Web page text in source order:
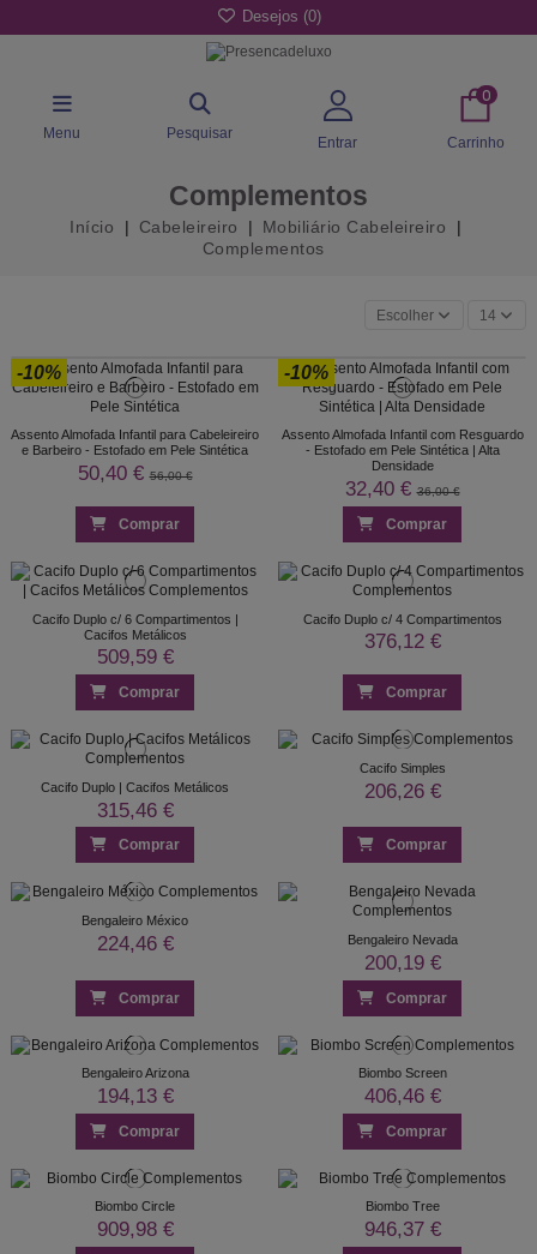
Desejos (0)
Menu Pesquisar
Entrar
0
Carrinho
Complementos
Início Cabeleireiro
Mobiliário Cabeleireiro
Complementos
Escolher 14
-10%
Assento Almofada Infantil para Cabeleireiro
e Barbeiro - Estofado em Pele Sintética
50,40 €56,00 €
Comprar
-10%
Assento Almofada Infantil com Resguardo
- Estofado em Pele Sintética | Alta
Densidade
32,40 €36,00 €
Comprar
Cacifo Duplo c/ 6 Compartimentos |
Cacifos Metálicos
509,59 €
Comprar
Cacifo Duplo c/ 4 Compartimentos
376,12 €
Comprar
Cacifo Duplo | Cacifos Metálicos
315,46 €
Comprar
Cacifo Simples
206,26 €
Comprar
Bengaleiro México
224,46 €
Comprar
Bengaleiro Nevada
200,19 €
Comprar
Bengaleiro Arizona
194,13 €
Comprar
Biombo Screen
406,46 €
Comprar
Biombo Circle
909,98 €
Biombo Tree
946,37 €